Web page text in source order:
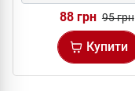
88 грн 95 грн
Купити